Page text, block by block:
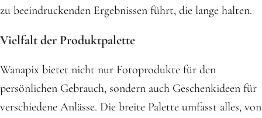
zu beeindruckenden Ergebnissen führt, die lange halten.
Vielfalt der Produktpalette
Wanapix bietet nicht nur Fotoprodukte für den
persönlichen Gebrauch, sondern auch Geschenkideen für
verschiedene Anlässe. Die breite Palette umfasst alles, von